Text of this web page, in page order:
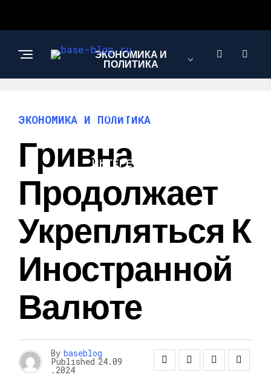
ЭКОНОМИКА И
ПОЛИТИКА
НОВОСТИ
ИНТЕРЕСНОЕ И
ЭКОНОМИКА И ПОЛИТИКА
Гривна
Продолжает
Укрепляться К
Иностранной
Валюте
By baseblog
Published 24.09
.2024